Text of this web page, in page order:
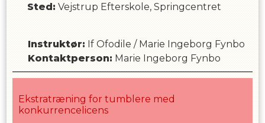
Sted: Vejstrup Efterskole, Springcentret
Instruktør: If Ofodile / Marie Ingeborg Fynbo
Kontaktperson: Marie Ingeborg Fynbo
Ekstratræning for tumblere med
konkurrencelicens